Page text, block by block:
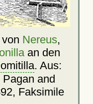
von Nereus,
an den
. Aus:
and
Faksimile